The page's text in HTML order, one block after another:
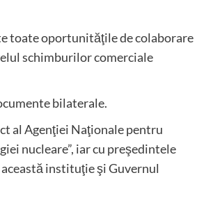
toate oportunităţile de colaborare
schimburilor comerciale
bilaterale.
al Agenţiei Naţionale pentru
nucleare”, iar cu preşedintele
instituţie şi Guvernul